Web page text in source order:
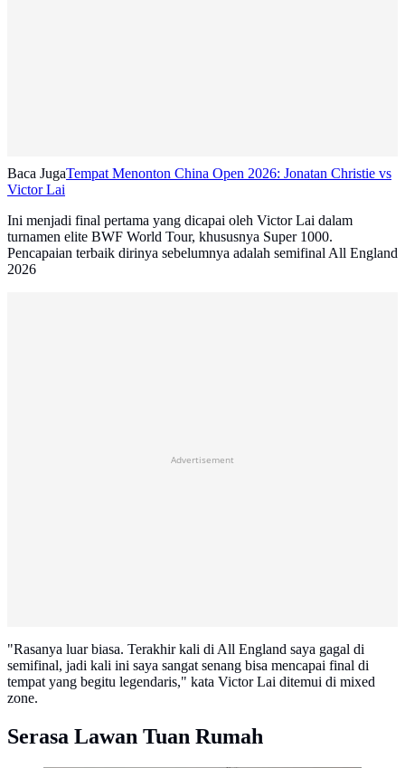
Baca JugaTempat Menonton China Open 2026: Jonatan Christie vs
Victor Lai
Ini menjadi final pertama yang dicapai oleh Victor Lai dalam
turnamen elite BWF World Tour, khususnya Super 1000.
Pencapaian terbaik dirinya sebelumnya adalah semifinal All England
2026
Advertisement
"Rasanya luar biasa. Terakhir kali di All England saya gagal di
semifinal, jadi kali ini saya sangat senang bisa mencapai final di
tempat yang begitu legendaris," kata Victor Lai ditemui di mixed
zone.
Serasa Lawan Tuan Rumah